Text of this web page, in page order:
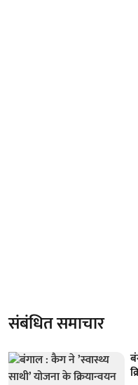
संबंधित समाचार